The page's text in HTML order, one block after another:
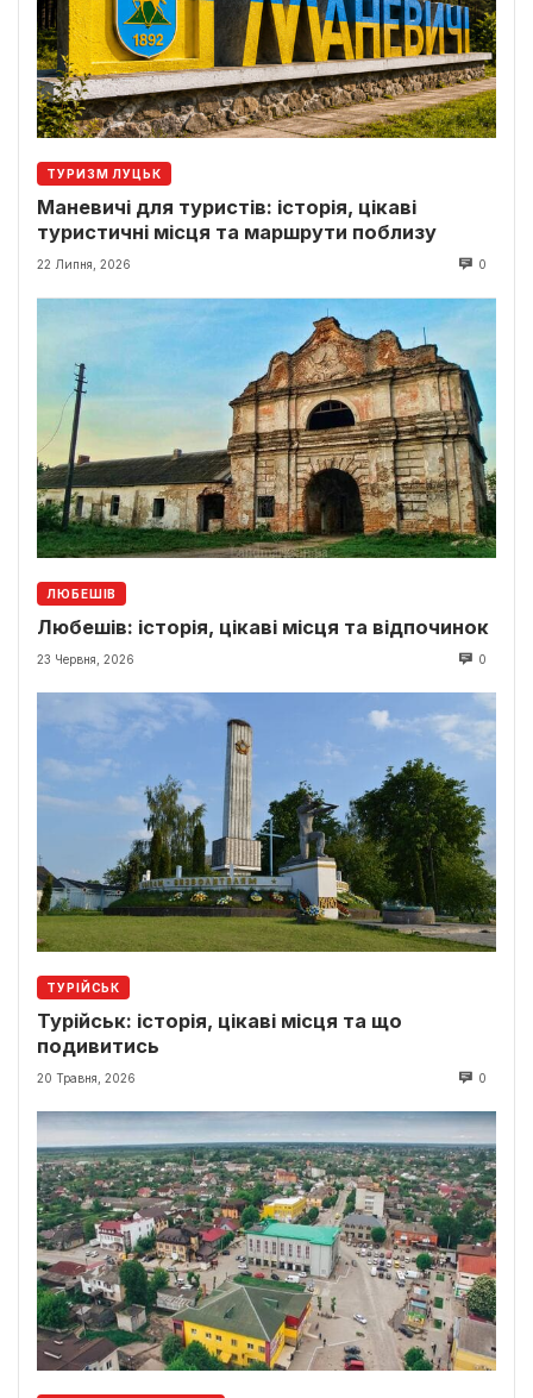
ТУРИЗМ ЛУЦЬК
Маневичі для туристів: історія, цікаві
туристичні місця та маршрути поблизу
22 Липня, 2026 0
ЛЮБЕШІВ
Любешів: історія, цікаві місця та відпочинок
23 Червня, 2026 0
ТУРІЙСЬК
Турійськ: історія, цікаві місця та що
подивитись
20 Травня, 2026 0